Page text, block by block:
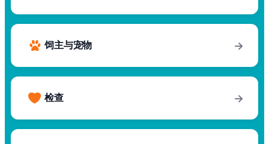
饲主与宠物 →
检查 →